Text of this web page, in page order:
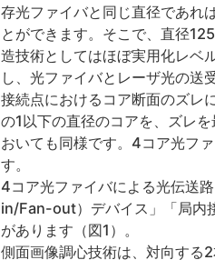
存光ファイバと同じ直径であれ
とができます。そこで、直径
造技術としてはほぼ実用化レベ
し、光ファイバとレーザ光の送
接続点におけるコア断面のズレ
の1以下の直径のコアを、ズレ
おいても同様です。4コア光フ
す。
4コア光ファイバによる光伝送
in/Fan-out）デバイス」「局内
があります（図1）。
側面画像調心技術は、対向する